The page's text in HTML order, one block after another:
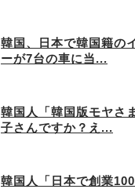
韓国、日本で韓国籍の
ーが7台の車に当...
韓国人「韓国版モヤさ
子さんですか？え...
韓国人「日本で創業